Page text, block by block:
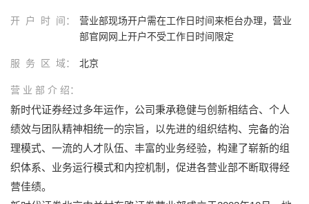
开 户 时 间：
营业部现场开户需在工作日时间来柜台办理，营业
部官网网上开户不受工作日时间限定
服 务 区 域： 北京
营 业 部 介 绍：
新时代证券经过多年运作，公司秉承稳健与创新相结合、个人
绩效与团队精神相统一的宗旨，以先进的组织结构、完备的治
理模式、一流的人才队伍、丰富的业务经验，构建了崭新的组
织体系、业务运行模式和内控机制，促进各营业部不断取得经
营佳绩。